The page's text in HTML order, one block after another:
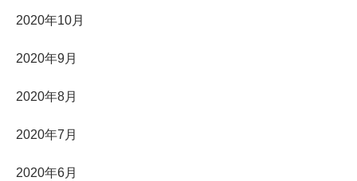
2020年10月
2020年9月
2020年8月
2020年7月
2020年6月